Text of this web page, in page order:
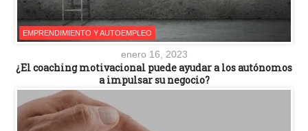
EMPRENDIMIENTO Y AUTOEMPLEO
enero 16, 2023
¿El coaching motivacional puede ayudar a los autónomos
a impulsar su negocio?